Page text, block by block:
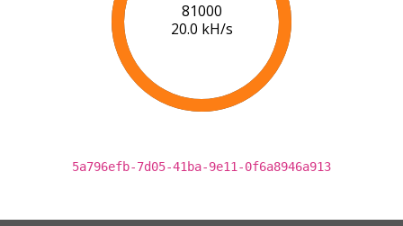
82000
19.9 kH/s
5a796efb-7d05-41ba-9e11-0f6a8946a913